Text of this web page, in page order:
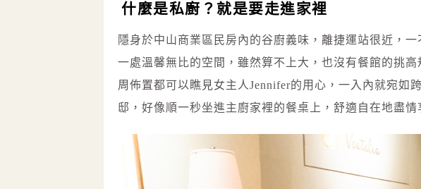
什麼是私廚？就是要走進家裡
隱身於中山商業區民房內的谷廚義味，離捷運站很近，
一處溫馨無比的空間，雖然算不上大，也沒有餐館的挑
周佈置都可以瞧見女主人Jennifer的用心，一入內就宛如
邸，好像順一秒坐進主廚家裡的餐桌上，舒適自在地盡情